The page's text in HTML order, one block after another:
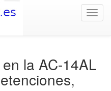
la AC-14AL